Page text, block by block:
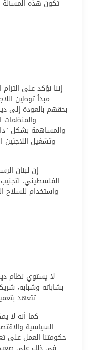
تكون هذه
إننا نؤكد على
مبدأ توطين
بحقهم بالعودة إلى
والمنظمات
والمساهمة بشكل
وتشغيل اللاجئين
إن لبنان
الفلسطيني،
واستخدام للسلاح
لا يستوي نظام
بشاباته وشبابه،
تتعهد بتعميق روح الشراكة مع المجتمع المدني.
كما أنه لا
السياسية
حكومتنا العمل على